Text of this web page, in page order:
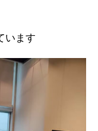
います